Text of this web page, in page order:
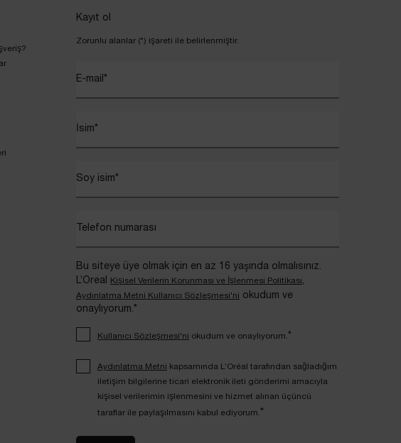
Kayıt ol
Zorunlu alanlar (*) işareti ile belirlenmiştir.
E-mail *
İsim*
Soy isim*
Telefon numarası
Bu siteye üye olmak için en az 16 yaşında olmalısınız.
L’Oreal
Kişisel Verilerin Korunması ve İşlenmesi Politikası,
Aydınlatma Metni Kullanıcı Sözleşmesi'ni okudum ve
onaylıyorum.*
Kullanıcı Sözleşmesi'ni okudum ve onaylıyorum. *
Aydınlatma Metni kapsamında L’Oréal tarafından sağladığım
iletişim bilgilerine ticari elektronik ileti gönderimi amacıyla
kişisel verilerimin işlenmesini ve hizmet alınan üçüncü
taraflar ile paylaşılmasını kabul ediyorum. *